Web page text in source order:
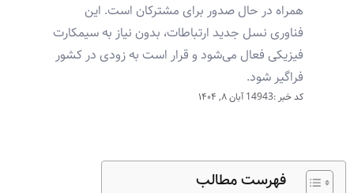
همراه در حال صدور برای مشترکان است. این
فناوری نسل جدید ارتباطات، بدون نیاز به سیمکارت
فیزیکی فعال می‌شود و قرار است به زودی در کشور
فراگیر شود.
کد خبر :14943 آبان ۸, ۱۴۰۴
فهرست مطالب